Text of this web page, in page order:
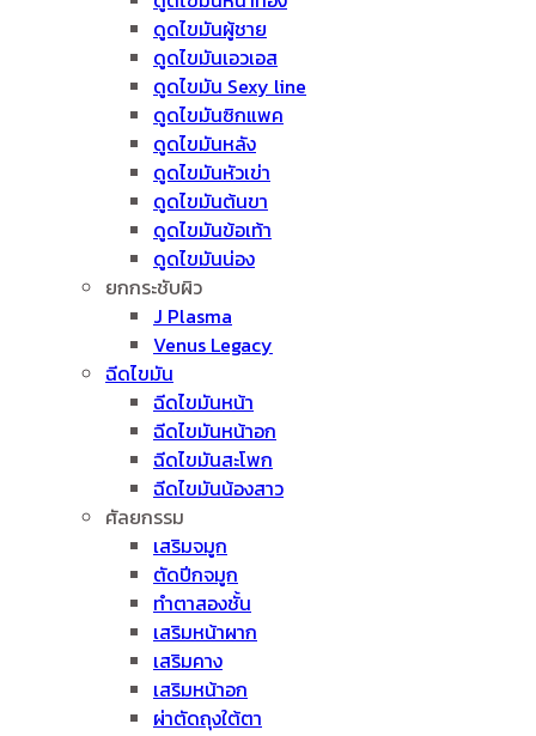
ดูดไขมันผู้ชาย
ดูดไขมันเอวเอส
ดูดไขมัน Sexy line
ดูดไขมันซิกแพค
ดูดไขมันหลัง
ดูดไขมันหัวเข่า
ดูดไขมันต้นขา
ดูดไขมันข้อเท้า
ดูดไขมันน่อง
ยกกระชับผิว
J Plasma
Venus Legacy
ฉีดไขมัน
ฉีดไขมันหน้า
ฉีดไขมันหน้าอก
ฉีดไขมันสะโพก
ฉีดไขมันน้องสาว
ศัลยกรรม
เสริมจมูก
ตัดปีกจมูก
ทำตาสองชั้น
เสริมหน้าผาก
เสริมคาง
เสริมหน้าอก
ผ่าตัดถุงใต้ตา